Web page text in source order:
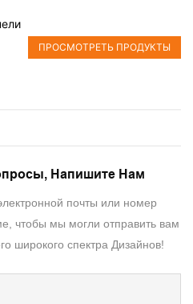
ПРОСМОТРЕТЬ ПРОДУКТЫ
Напишите Нам
почты или номер
чтобы мы могли отправить вам
широкого спектра Дизайнов!